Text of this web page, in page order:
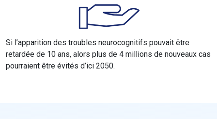
Si l’apparition des troubles neurocognitifs pouvait être
retardée de 10 ans, alors plus de 4 millions de nouveaux cas
pourraient être évités d’ici 2050.